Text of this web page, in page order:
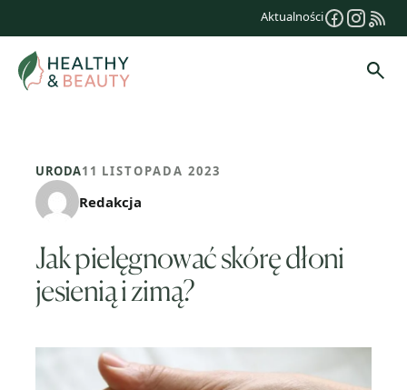
treści
Aktualności
URODA11 LISTOPADA 2023
Redakcja
Jak pielęgnować skórę dłoni
jesienią i zimą?